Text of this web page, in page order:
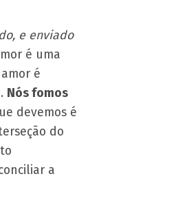
e enviado
é uma
é
Nós fomos
devemos é
do
a